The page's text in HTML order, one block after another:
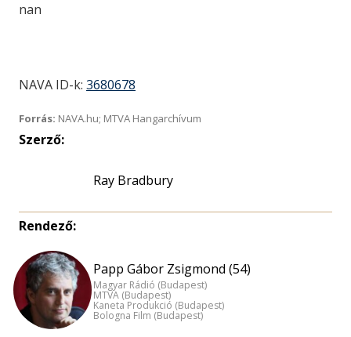
nan
NAVA ID-k: 3680678
Forrás: NAVA.hu; MTVA Hangarchívum
Szerző:
Ray Bradbury
Rendező:
Papp Gábor Zsigmond (54)
Magyar Rádió (Budapest)
MTVA (Budapest)
Kaneta Produkció (Budapest)
Bologna Film (Budapest)